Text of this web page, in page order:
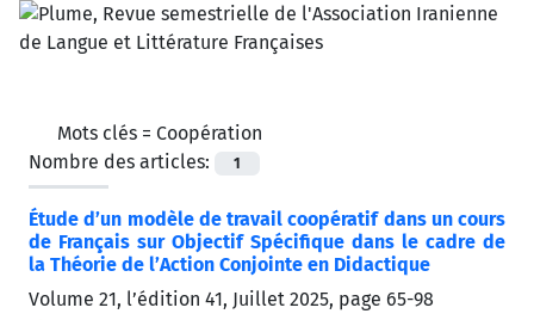
Mots clés = Coopération
Nombre des articles:
1
Étude d’un modèle de travail coopératif dans un cours
de Français sur Objectif Spécifique dans le cadre de
la Théorie de l’Action Conjointe en Didactique
Volume 21, l’édition 41, Juillet 2025, page 65-98